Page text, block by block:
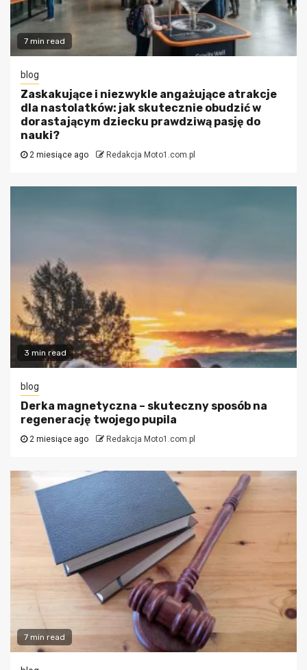
7 min read
blog
Zaskakujące i niezwykle angażujące atrakcje
dla nastolatków: jak skutecznie obudzić w
dorastającym dziecku prawdziwą pasję do
nauki?
2 miesiące ago Redakcja Moto1.com.pl
3 min read
blog
Derka magnetyczna – skuteczny sposób na
regenerację twojego pupila
2 miesiące ago Redakcja Moto1.com.pl
7 min read